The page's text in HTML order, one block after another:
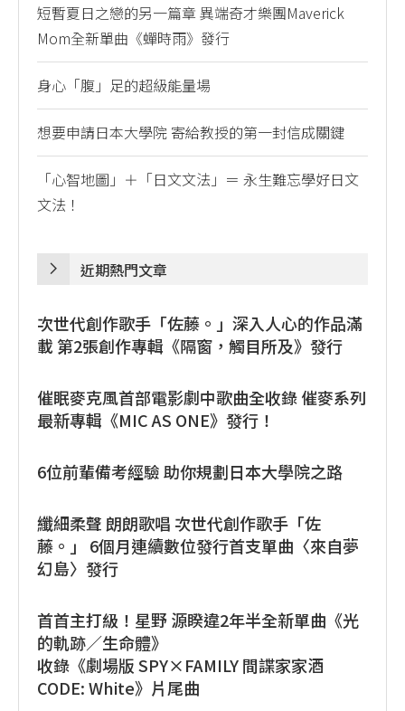
短暫夏日之戀的另一篇章 異端奇才樂團Maverick
Mom全新單曲《蟬時雨》發行
身心「腹」足的超級能量場
想要申請日本大學院 寄給教授的第一封信成關鍵
「心智地圖」＋「日文文法」＝ 永生難忘學好日文
文法！
近期熱門文章
次世代創作歌手「佐藤。」深入人心的作品滿
載 第2張創作專輯《隔窗，觸目所及》發行
催眠麥克風首部電影劇中歌曲全收錄 催麥系列
最新專輯《MIC AS ONE》發行！
6位前輩備考經驗 助你規劃日本大學院之路
纖細柔聲 朗朗歌唱 次世代創作歌手「佐
藤。」 6個月連續數位發行首支單曲〈來自夢
幻島〉發行
首首主打級！星野 源睽違2年半全新單曲《光
的軌跡／生命體》
收錄《劇場版 SPY×FAMILY 間諜家家酒
CODE: White》片尾曲